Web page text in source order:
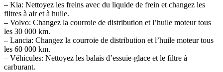
– Kia: Nettoyez les freins avec du liquide de frein et changez les
filtres à air et à huile.
– Volvo: Changez la courroie de distribution et l’huile moteur tous
les 30 000 km.
– Lancia: Changez la courroie de distribution et l’huile moteur tous
les 60 000 km.
– Véhicules: Nettoyez les balais d’essuie-glace et le filtre à
carburant.